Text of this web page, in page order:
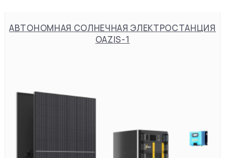
АВТОНОМНАЯ СОЛНЕЧНАЯ ЭЛЕКТРОСТАНЦИЯ
OAZIS-1